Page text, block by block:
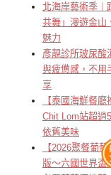
北海岸藝術季｜
共舞」漫遊金山
魅力
彥靚診所玻尿酸
與疲憊感，不用
享
【泰國海鮮餐
Chit Lom站超過
依舊美味
【2026聚餐葡
版～六國世界盃